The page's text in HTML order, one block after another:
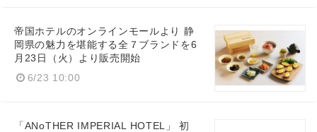
帝国ホテルのオンラインモールより 静
岡県の魅力を堪能する全７ブランドを6
月23日（火）より販売開始
6/23 10:00
「ANoTHER IMPERIAL HOTEL」 初